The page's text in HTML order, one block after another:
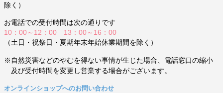
除く）
お電話での受付時間は次の通りです
10：00～12：00 13：00～16：00
（土日・祝祭日・夏期年末年始休業期間を除く）
※自然災害などのやむを得ない事情が生じた場合、電話窓口の縮小
及び受付時間を変更し営業する場合がございます。
オンラインショップへのお問い合わせ